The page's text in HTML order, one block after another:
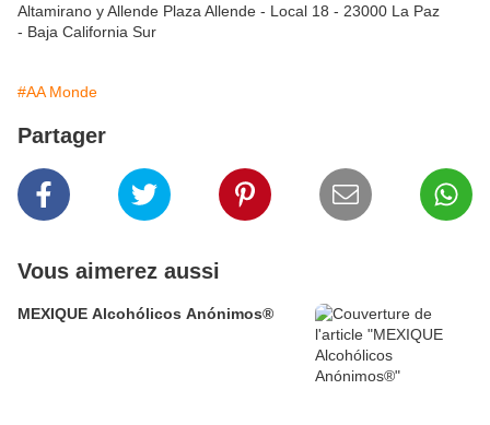
Altamirano y Allende Plaza Allende - Local 18 - 23000 La Paz
- Baja California Sur
#AA Monde
Partager
Vous aimerez aussi
MEXIQUE Alcohólicos Anónimos®